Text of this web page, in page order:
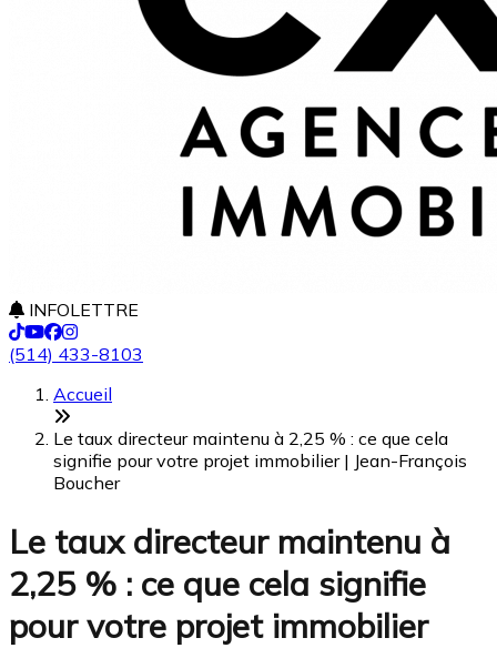
INFOLETTRE
(514) 433-8103
Accueil
Le taux directeur maintenu à 2,25 % : ce que cela
signifie pour votre projet immobilier | Jean-François
Boucher
Le taux directeur maintenu à
2,25 % : ce que cela signifie
pour votre projet immobilier